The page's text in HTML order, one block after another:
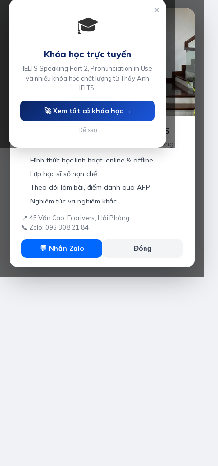
Luyện thi IELTS cùng Thầy Anh IELTS
Giáo viên hơn 10 năm kinh nghiệm tại Hải Phòng.
Hình thức học linh hoạt: online & offline
Lớp học sĩ số hạn chế
Theo dõi làm bài, điểm danh qua APP
Nghiêm túc và nghiêm khắc
📍 45 Văn Cao, Ecorivers, Hải Phòng
📞 Zalo: 096 308 21 84
💬 Nhắn Zalo Đóng
×
🎓
Khóa học trực tuyến
IELTS Speaking Part 2, Pronunciation in Use
và nhiều khóa học chất lượng từ Thầy Anh
IELTS.
🚀 Xem tất cả khóa học →
Để sau